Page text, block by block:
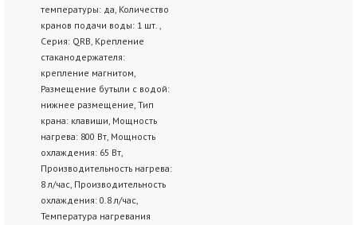
температуры: да, Количество
кранов подачи воды: 1 шт. ,
Серия: QRB, Крепление
стаканодержателя:
крепление магнитом,
Размещение бутыли с водой:
нижнее размещение, Тип
крана: клавиши, Мощность
нагрева: 800 Вт, Мощность
охлаждения: 65 Вт,
Производительность нагрева:
8 л/час, Производительность
охлаждения: 0.8 л/час,
Температура нагревания